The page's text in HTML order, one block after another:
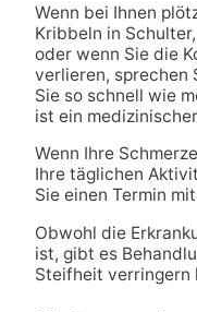
Wenn bei Ihnen
Kribbeln in
oder wenn Sie die
verlieren, sprechen
Sie so schnell wie
ist ein
Wenn Ihre
Ihre täglichen
Sie einen Termin
Obwohl die
ist, gibt es
Steifheit verringern